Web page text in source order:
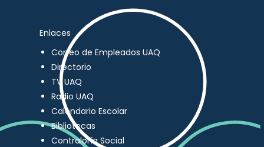
Enlaces
Correo de Empleados UAQ
Directorio
TV UAQ
Radio UAQ
Calendario Escolar
Bibliotecas
Contraloría Social